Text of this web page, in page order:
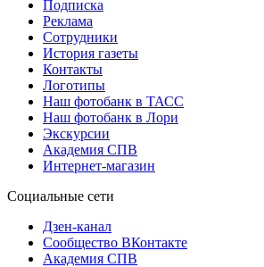
Подписка
Реклама
Сотрудники
История газеты
Контакты
Логотипы
Наш фотобанк в ТАСС
Наш фотобанк в Лори
Экскурсии
Академия СПВ
Интернет-магазин
Социальные сети
Дзен-канал
Сообщество ВКонтакте
Академия СПВ